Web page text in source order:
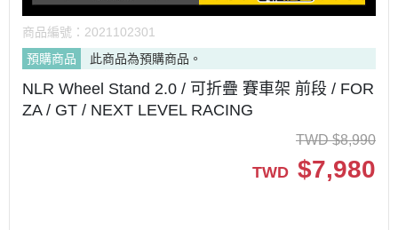
商品編號： 2021102301
預購商品
此商品為預購商品。
NLR Wheel Stand 2.0 / 可折疊 賽車架 前段 / FOR
ZA / GT / NEXT LEVEL RACING
TWD $8,990
TWD $7,980